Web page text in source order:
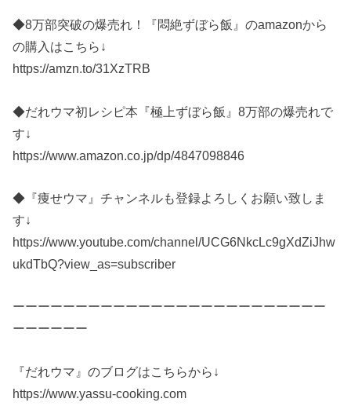
◆8万部突破の爆売れ！『悶絶ずぼら飯』のamazonから
の購入はこちら↓
https://amzn.to/31XzTRB
◆だれウマ初レシピ本『極上ずぼら飯』8万部の爆売れで
す↓
https://www.amazon.co.jp/dp/4847098846
◆『痩せウマ』チャンネルも登録よろしくお願い致しま
す↓
https://www.youtube.com/channel/UCG6NkcLc9gXdZiJhw
ukdTbQ?view_as=subscriber
ーーーーーーーーーーーーーーーーーーーーーーーーー
ーーーーーー
『だれウマ』のブログはこちらから↓
https://www.yassu-cooking.com